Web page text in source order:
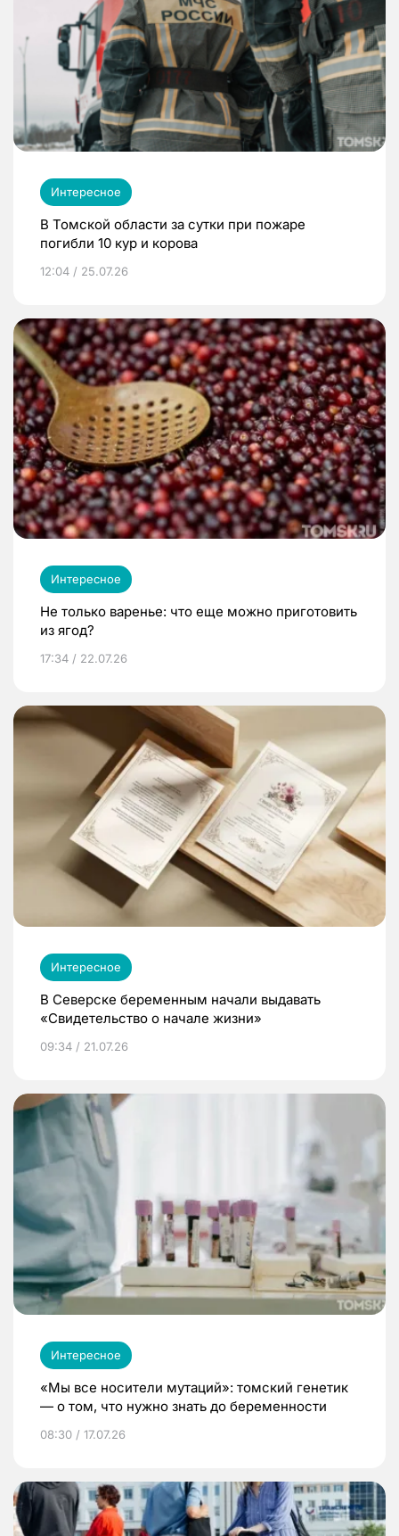
Интересное
В Томской области за сутки при пожаре
погибли 10 кур и корова
12:04 / 25.07.26
Интересное
Не только варенье: что еще можно приготовить
из ягод?
17:34 / 22.07.26
Интересное
В Северске беременным начали выдавать
«Свидетельство о начале жизни»
09:34 / 21.07.26
Интересное
«Мы все носители мутаций»: томский генетик
— о том, что нужно знать до беременности
08:30 / 17.07.26